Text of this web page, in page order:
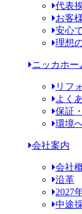
代表
お客
安心
理想
ニッカホー
リフ
よく
保証
環境
会社案内
会社
沿革
2027
中途